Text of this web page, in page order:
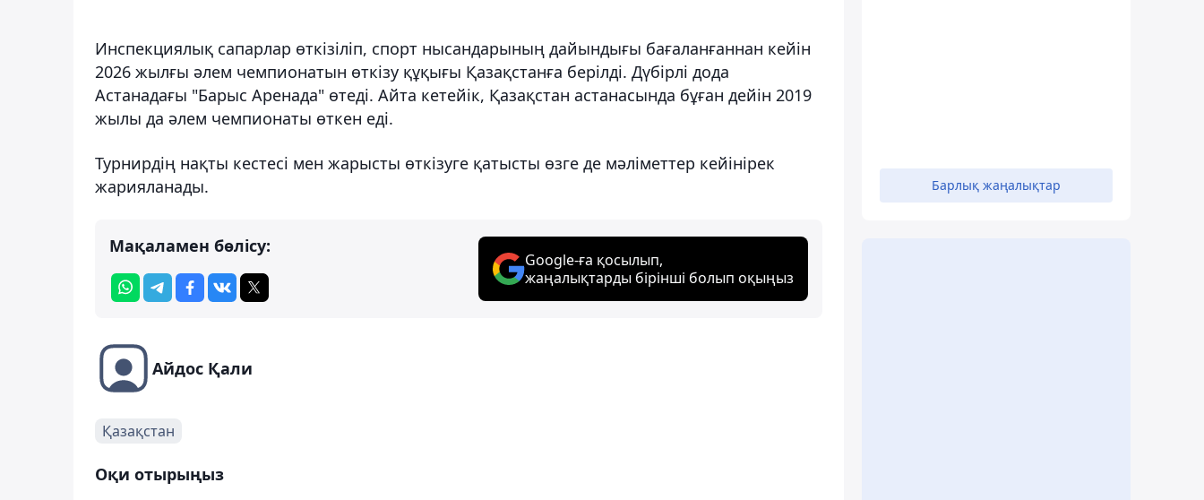
Инспекциялық сапарлар өткізіліп, спорт нысандарының дайындығы бағаланғаннан кейін
2026 жылғы әлем чемпионатын өткізу құқығы Қазақстанға берілді. Дүбірлі дода
Астанадағы "Барыс Аренада" өтеді. Айта кетейік, Қазақстан астанасында бұған дейін 2019
жылы да әлем чемпионаты өткен еді.
Турнирдің нақты кестесі мен жарысты өткізуге қатысты өзге де мәліметтер кейінірек
жарияланады.
Мақаламен бөлісу:
Google-ға қосылып,
жаңалықтарды бірінші болып оқыңыз
Айдос Қали
Қазақстан
Оқи отырыңыз
Барлық жаңалықтар